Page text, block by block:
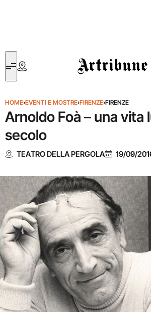
Artribune
HOME›EVENTI E MOSTRE›FIRENZE›FIRENZE
Arnoldo Foà – una vita
secolo
TEATRO DELLA PERGOLA 19/09/